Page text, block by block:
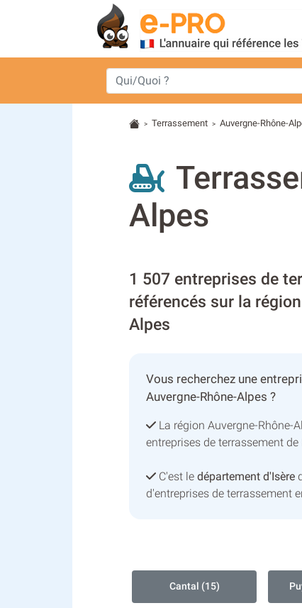
> Terrassement > Auvergne-Rhône-
Alpes
1 507 entreprises de
référencés sur la
Alpes
Vous recherchez une
Auvergne-Rhône-Alpes ?
La région Auvergne-Rhône-
entreprises de terrassement de
C'est le département d'Isère
d'entreprises de terrassement
Cantal (15)